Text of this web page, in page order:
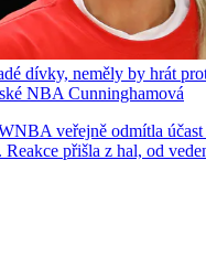
dívky, neměly by hrát
NBA Cunninghamová
veřejně odmítla účast
Reakce přišla z hal, od